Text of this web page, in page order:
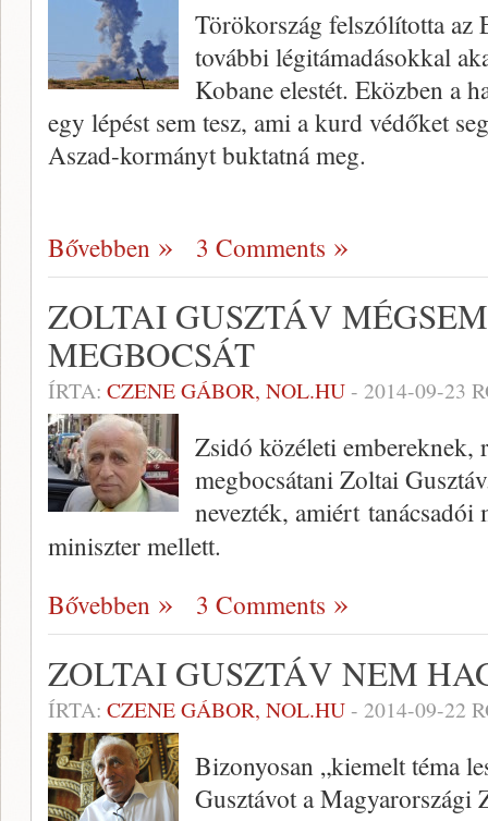
Törökország felszólította
további légitámadásokkal
Kobane elestét. Eközben a
egy lépést sem tesz, ami a kurd védőket
Aszad-kormányt buktatná meg.
Bővebben 3 Comments
ZOLTAI GUSZTÁV
MEGBOCSÁT
ÍRTA: CZENE GÁBOR, NOL.HU- 2014-09-23
Zsidó közéleti
megbocsátani Zoltai
nevezték, amiért
miniszter mellett.
Bővebben
3 Comments
ZOLTAI GUSZTÁV NEM
ÍRTA: CZENE GÁBOR, NOL.HU- 2014-09-22
Bizonyosan „kiemelt téma
Gusztávot a Magyarországi